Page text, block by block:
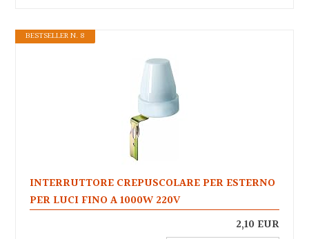
BESTSELLER N. 8
INTERRUTTORE CREPUSCOLARE PER ESTERNO
PER LUCI FINO A 1000W 220V
2,10 EUR